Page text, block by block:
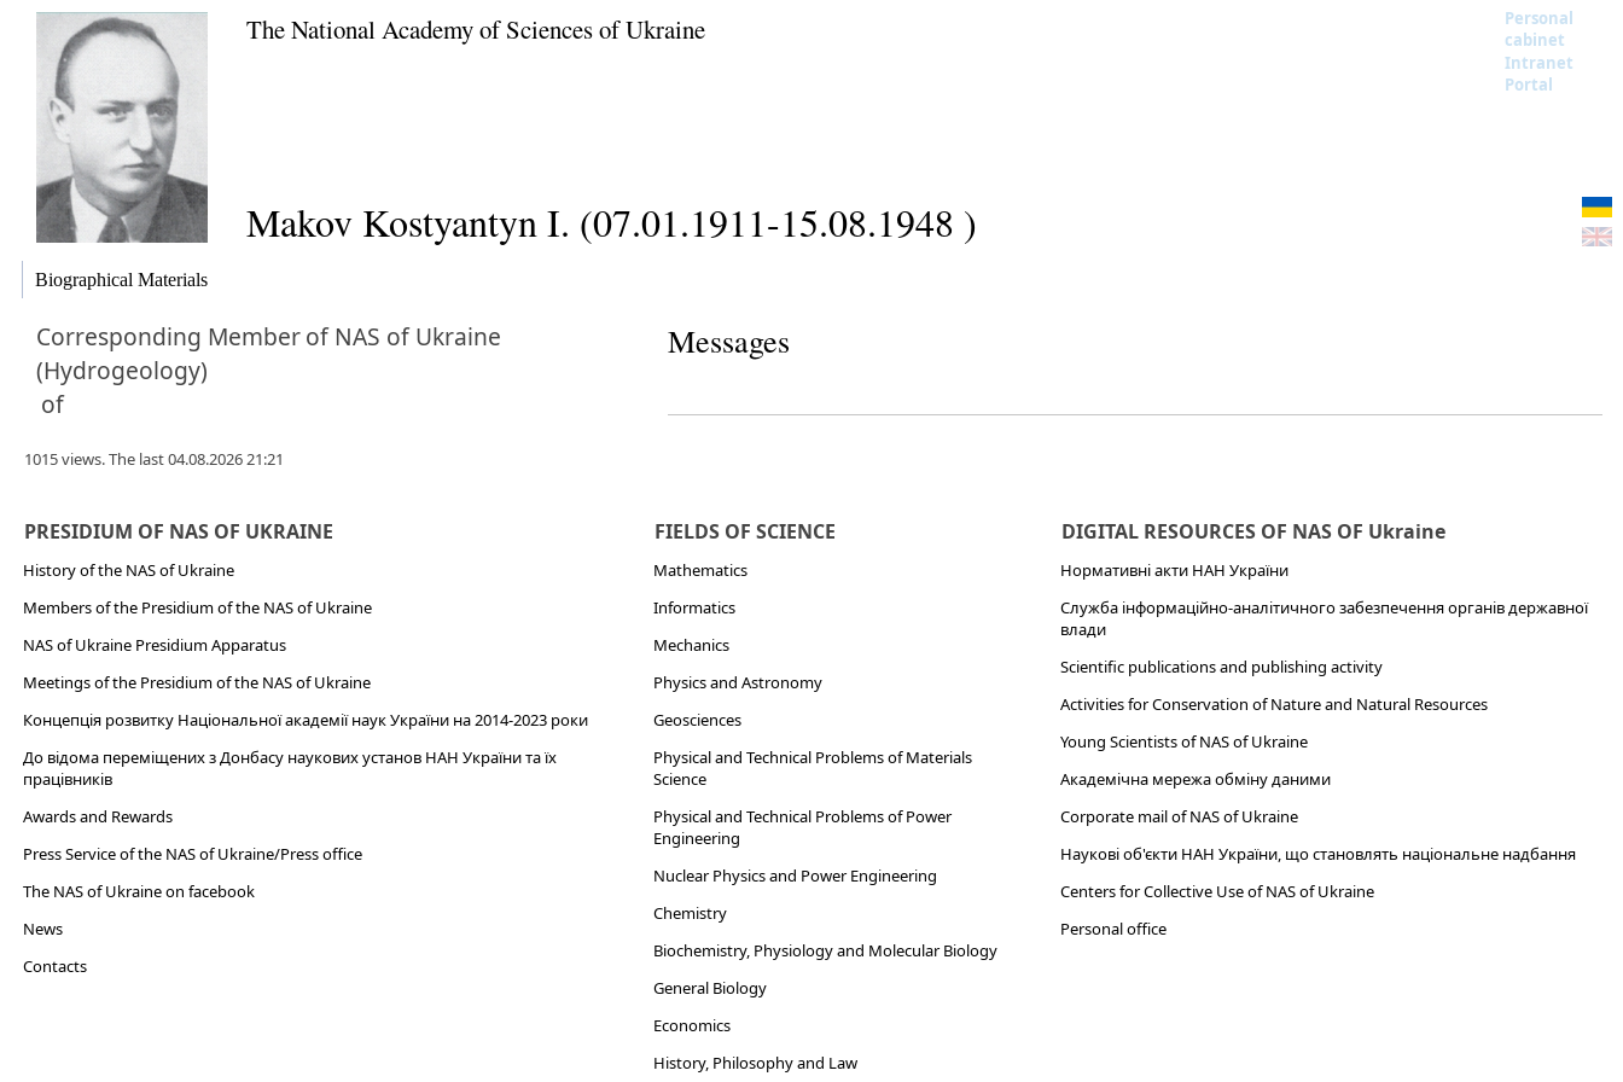
The National Academy of Sciences of Ukraine
Personal
cabinet
Intranet
Portal
Makov Kostyantyn I. (07.01.1911-15.08.1948 )
Biographical Materials
Corresponding Memberof NAS of Ukraine
(Hydrogeology)
of
1015 views. The last 04.08.2026 21:21
Messages
PRESIDIUM OF NAS OF UKRAINE
History of the NAS of Ukraine
Members of the Presidium of the NAS of Ukraine
NAS of Ukraine Presidium Apparatus​
Meetings of the Presidium of the NAS of Ukraine
Концепція розвитку Національної академії наук України на 2014-2023 роки
До відома переміщених з Донбасу наукових установ НАН України та їх
працівників
Awards and Rewards
Press Service of the NAS of Ukraine/Press office
The NAS of Ukraine on facebook
News
Сontacts
FIELDS OF SCIENCE
Mathematics
Informatics
Mechanics
Physics and Astronomy
Geosciences
Physical and Technical Problems of Materials
Science
Physical and Technical Problems of Power
Engineering
Nuclear Physics and Power Engineering
Chemistry
Biochemistry, Physiology and Molecular Biology
General Biology
Economics
History, Philosophy and Law
DIGITAL RESOURCES OF NAS OF Ukraine
Нормативні акти НАН України
Служба інформаційно-аналітичного забезпечення органів державної
влади
Scientific publications and publishing activity
Activities for Conservation of Nature and Natural Resources
Young Scientists of NAS of Ukraine
Академічна мережа обміну даними
Corporate mail of NAS of Ukraine
Наукові об'єкти НАН України, що становлять національне надбання
Centers for Collective Use of NAS of Ukraine
Personal office